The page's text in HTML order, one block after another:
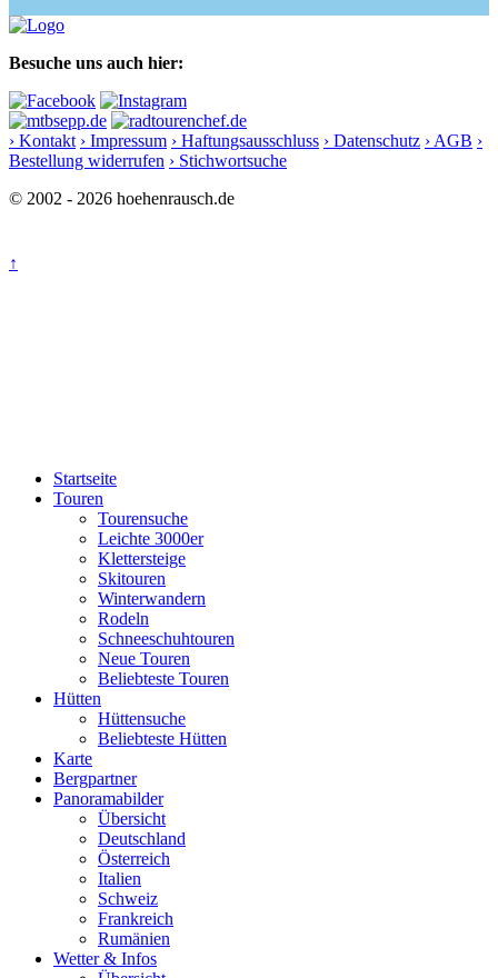
Besuche uns auch hier:
› Kontakt › Impressum › Haftungsausschluss › Datenschutz › AGB ›
Bestellung widerrufen › Stichwortsuche
© 2002 - 2026 hoehenrausch.de
↑
Startseite
Touren
Tourensuche
Leichte 3000er
Klettersteige
Skitouren
Winterwandern
Rodeln
Schneeschuhtouren
Neue Touren
Beliebteste Touren
Hütten
Hüttensuche
Beliebteste Hütten
Karte
Bergpartner
Panoramabilder
Übersicht
Deutschland
Österreich
Italien
Schweiz
Frankreich
Rumänien
Wetter & Infos